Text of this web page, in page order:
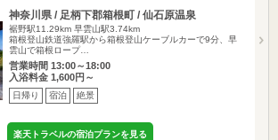
神奈川県 / 足柄下郡箱根町 / 仙石原温泉
裾野駅11.29km 早雲山駅3.74km
箱根登山鉄道強羅駅から箱根登山ケーブルカーで9分、早
雲山で箱根ロープ…
営業時間 13:00～18:00
入浴料金 1,600円～
日帰り 宿泊 絶景
楽天トラベルの宿泊プランを見る